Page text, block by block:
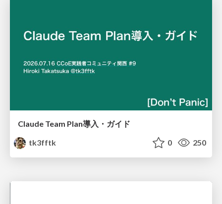
Claude Team Plan導入・ガイド
tk3fftk
0 250